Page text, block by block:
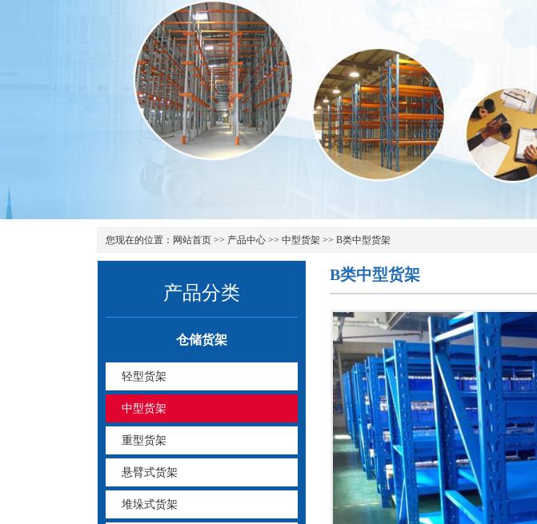
您现在的位置： 网站首页 >> 产品中心 >> 中型货架 >> B类中型货架
产品分类
仓储货架
轻型货架
中型货架
重型货架
悬臂式货架
堆垛式货架
B类中型货架